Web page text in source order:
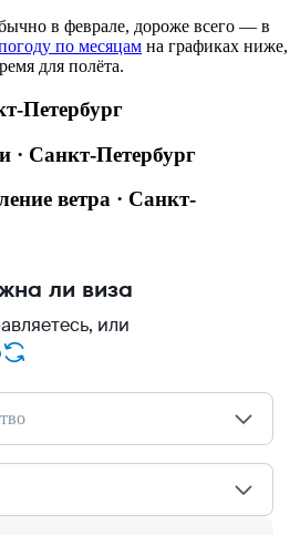
в феврале, дороже всего — в
по месяцам на графиках ниже,
для полёта.
Петербург
· Санкт-Петербург
ветра · Санкт-
ли виза
или